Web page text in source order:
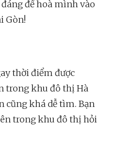
để hoà mình vào
Gòn!
thời điểm được
trong khu đô thị Hà
cũng khá dễ tìm. Bạn
trong khu đô thị hỏi